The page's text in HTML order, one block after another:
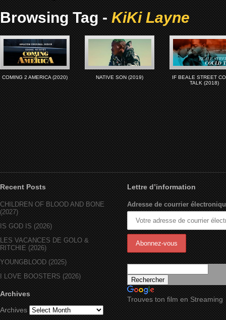
Browsing Tag -KiKi Layne
COMING 2 AMERICA (2020) NATIVE SON (2019)
IF BEALE STREET
TALK (2018)
Recent Posts
CHILDREN OF BLOOD AND BONE
(2027)
IS GOD IS (2026)
LES VACANCES DE GOLO &
RITCHIE (2026)
YOUNGBLOOD (2025)
I LOVE BOOSTERS (2026)
Archives
Archives
Lettre d’information
Adresse de courrier
Trouves ton film en Streaming